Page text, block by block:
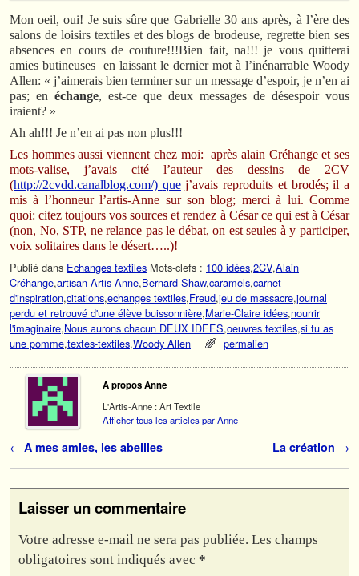
Mon oeil, oui! Je suis sûre que Gabrielle 30 ans après, à l’ère des
salons de loisirs textiles et des blogs de brodeuse, regrette bien ses
absences en cours de couture!!!Bien fait, na!!! je vous quitterai
amies butineuses en laissant le dernier mot à l’inénarrable Woody
Allen: « j’aimerais bien terminer sur un message d’espoir, je n’en ai
pas; en échange, est-ce que deux messages de désespoir vous
iraient? »
Ah ah!!! Je n’en ai pas non plus!!!
Les hommes aussi viennent chez moi: après alain Créhange et ses
mots-valise, j’avais cité l’auteur des dessins de 2CV
(http://2cvdd.canalblog.com/) quej’avais reproduits et brodés; il a
mis à l’honneur l’artis-Anne sur son blog; merci à lui. Comme
quoi: citez toujours vos sources et rendez à César ce qui est à César
(non, No, STP, ne relance pas le débat, on est seules à y participer,
voix solitaires dans le désert…..)!
Publié dans Echanges textiles Mots-clefs : 100 idées,2CV,Alain
Créhange,artisan-Artis-Anne,Bernard Shaw,caramels,carnet
d'inspiration,citations,echanges textiles,Freud,jeu de massacre,journal
perdu et retrouvé d'une élève buissonnière,Marie-Claire idées,nourrir
l'imaginaire,Nous aurons chacun DEUX IDEES,oeuvres textiles,si tu as
une pomme,textes-textiles,Woody Allen permalien
A propos Anne
L'Artis-Anne : Art Textile
Afficher tous les articles par Anne
Navigation des articles
← A mes amies, les abeilles La création →
Laisser un commentaire
Votre adresse e-mail ne sera pas publiée. Les champs
obligatoires sont indiqués avec *